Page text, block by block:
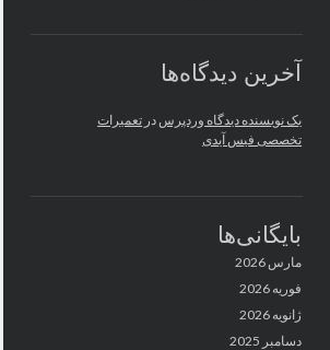
آخرین دیدگاه‌ها
یک نویسنده دیدگاه وردپرس در تعمیرات
تخصصی فیس آیدی
بایگانی‌ها
مارس 2026
فوریه 2026
ژانویه 2026
دسامبر 2025